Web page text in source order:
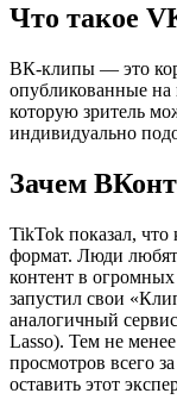
Что такое
ВК-клипы — это
опубликованные
которую зритель
индивидуально
Зачем
TikTok показал,
формат. Люди любят
контент в
запустил свои
аналогичный
Lasso). Тем не
просмотров всего
оставить этот